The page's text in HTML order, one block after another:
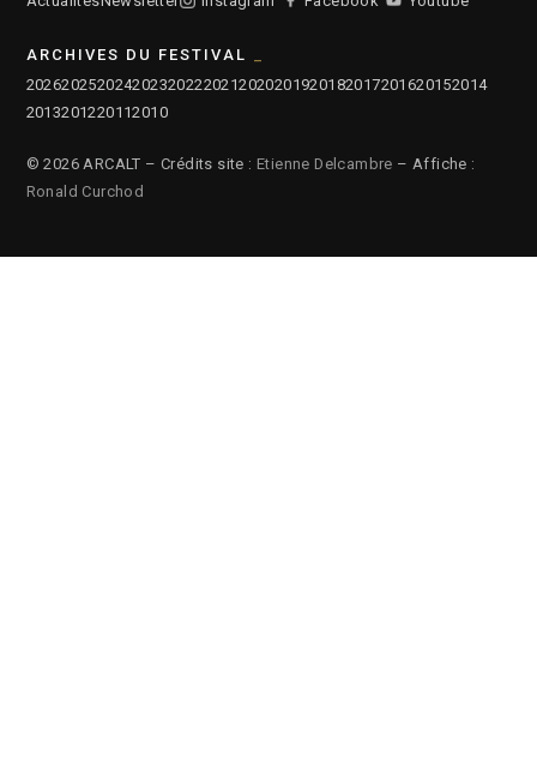
ARCHIVES DU FESTIVAL
2026202520242023202220212020201920182017201620152014
2013201220112010
© 2026 ARCALT – Crédits site : Etienne Delcambre – Affiche :
Ronald Curchod